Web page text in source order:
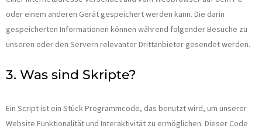
oder einem anderen Gerät gespeichert werden kann. Die darin
gespeicherten Informationen können während folgender Besuche zu
unseren oder den Servern relevanter Drittanbieter gesendet werden.
3. Was sind Skripte?
Ein Script ist ein Stück Programmcode, das benutzt wird, um unserer
Website Funktionalität und Interaktivität zu ermöglichen. Dieser Code